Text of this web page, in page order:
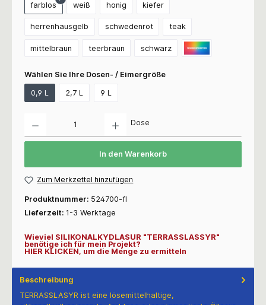
farblos weiß honig kiefer
herrenhausgelb schwedenrot teak
mittelbraun teerbraun schwarz
Wählen Sie Ihre Dosen- / Eimergröße
0,9 L 2,7 L 9 L
Dose
In den Warenkorb
Zum Merkzettel hinzufügen
Produktnummer: 524700-fl
Lieferzeit: 1-3 Werktage
Wieviel SILIKONALKYDLASUR "TERRASSLASSYR"
benötige ich für mein Projekt?
HIER KLICKEN, um die Menge zu ermitteln
Beschreibung
TERRASSLASYR ist eine lösemittelhaltige,